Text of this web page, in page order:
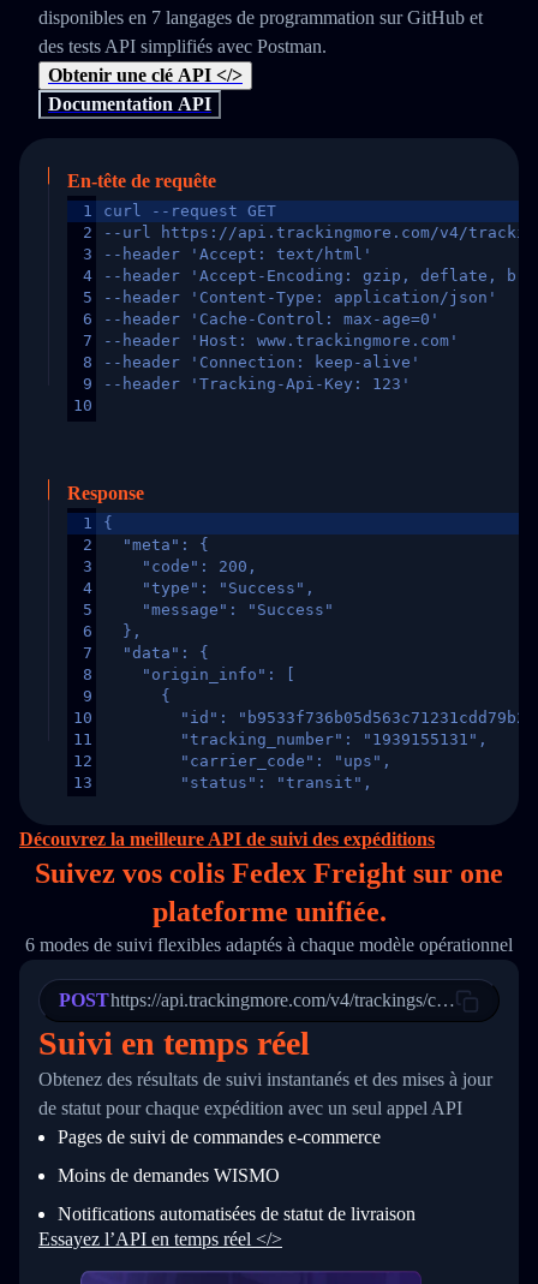
disponibles en 7 langages de programmation sur GitHub et
des tests API simplifiés avec Postman.
Obtenir une clé API </>
Documentation API
En-tête de requête
1
2
3
4
5
6
7
8
9
10
curl --request GET
--url https://api.trackingmore.com/v4/trackings/
--header 'Accept: text/html'
--header 'Accept-Encoding: gzip, deflate,
--header 'Content-Type: application/json'
--header 'Cache-Control: max-age=0'
--header 'Host: www.trackingmore.com'
--header 'Connection: keep-alive'
--header 'Tracking-Api-Key: 123'
Response
1
2
3
4
5
6
7
8
9
10
11
12
13
16
17
21
22
23
24
25
27
28
29
30
31
33
34
{
  "meta": {
    "code": 200,
    "type": "Success",
    "message": "Success"
  },
  "data": {
    "origin_info": [
      {
"id":
        "tracking_number": "1939155131",
        "carrier_code": "ups",
        "status": "transit",
        "itemTimeLength": 2,
        "weblink": "",
        "trackinfo": [
          {
            "Date": "2017-03-08 04: 22: 00",
"StatusDescription": "Departed
"Details": "Departed Facility
          },
          {
            "Date": "2017-03-06 15:28:00",
"StatusDescription": "Shipment
"Details": "BEIJING-
          }
      }
  }
}
Découvrez la meilleure API de suivi des expéditions
Suivez vos colis Fedex Freight sur one
plateforme unifiée.
6 modes de suivi flexibles adaptés à chaque modèle opérationnel
POSThttps://api.trackingmore.com/v4/trackings/create
Suivi en temps réel
Obtenez des résultats de suivi instantanés et des mises à jour
de statut pour chaque expédition avec un seul appel API
Pages de suivi de commandes e‑commerce
Moins de demandes WISMO
Notifications automatisées de statut de livraison
Essayez l’API en temps réel </>